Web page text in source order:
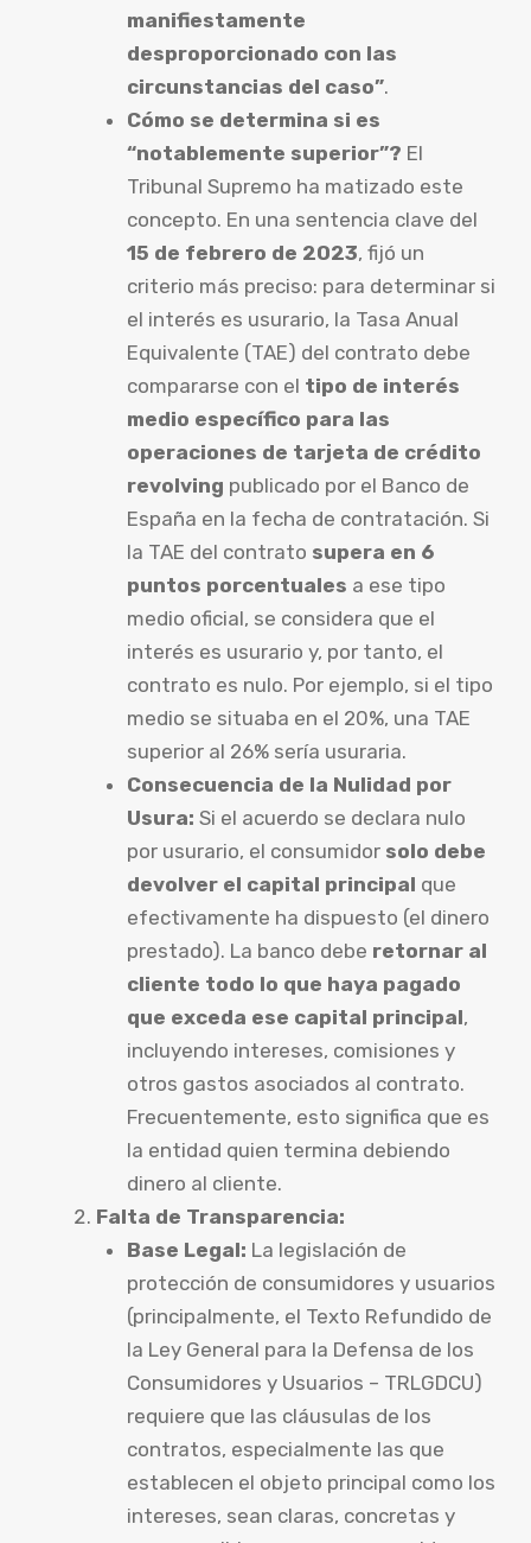
manifiestamente
desproporcionado con las
circunstancias del caso”.
Cómo se determina si es
“notablemente superior”? El
Tribunal Supremo ha matizado este
concepto. En una sentencia clave del
15 de febrero de 2023, fijó un
criterio más preciso: para determinar si
el interés es usurario, la Tasa Anual
Equivalente (TAE) del contrato debe
compararse con el tipo de interés
medio específico para las
operaciones de tarjeta de crédito
revolving publicado por el Banco de
España en la fecha de contratación. Si
la TAE del contrato supera en 6
puntos porcentuales a ese tipo
medio oficial, se considera que el
interés es usurario y, por tanto, el
contrato es nulo. Por ejemplo, si el tipo
medio se situaba en el 20%, una TAE
superior al 26% sería usuraria.
Consecuencia de la Nulidad por
Usura: Si el acuerdo se declara nulo
por usurario, el consumidor solo debe
devolver el capital principal que
efectivamente ha dispuesto (el dinero
prestado). La banco debe retornar al
cliente todo lo que haya pagado
que exceda ese capital principal,
incluyendo intereses, comisiones y
otros gastos asociados al contrato.
Frecuentemente, esto significa que es
la entidad quien termina debiendo
dinero al cliente.
Falta de Transparencia:
Base Legal: La legislación de
protección de consumidores y usuarios
(principalmente, el Texto Refundido de
la Ley General para la Defensa de los
Consumidores y Usuarios – TRLGDCU)
requiere que las cláusulas de los
contratos, especialmente las que
establecen el objeto principal como los
intereses, sean claras, concretas y